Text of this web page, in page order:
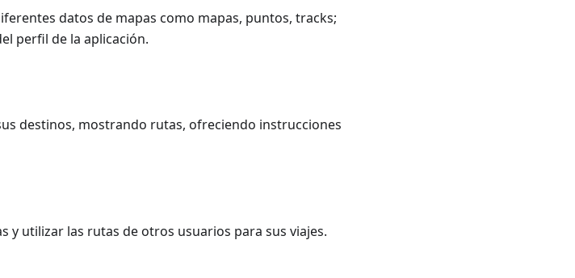
datos de mapas como mapas, puntos, tracks;
perfil de la aplicación.
destinos, mostrando rutas, ofreciendo instrucciones
y utilizar las rutas de otros usuarios para sus viajes.